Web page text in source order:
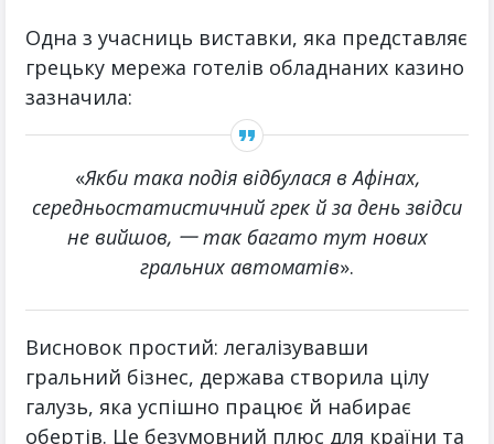
Одна з учасниць виставки, яка представляє
грецьку мережа готелів обладнаних казино
зазначила:
«Якби така подія відбулася в Афінах,
середньостатистичний грек й за день звідси
не вийшов, 一 так багато тут нових
гральних автоматів».
Висновок простий: легалізувавши
гральний бізнес, держава створила цілу
галузь, яка успішно працює й набирає
обертів. Це безумовний плюс для країни та